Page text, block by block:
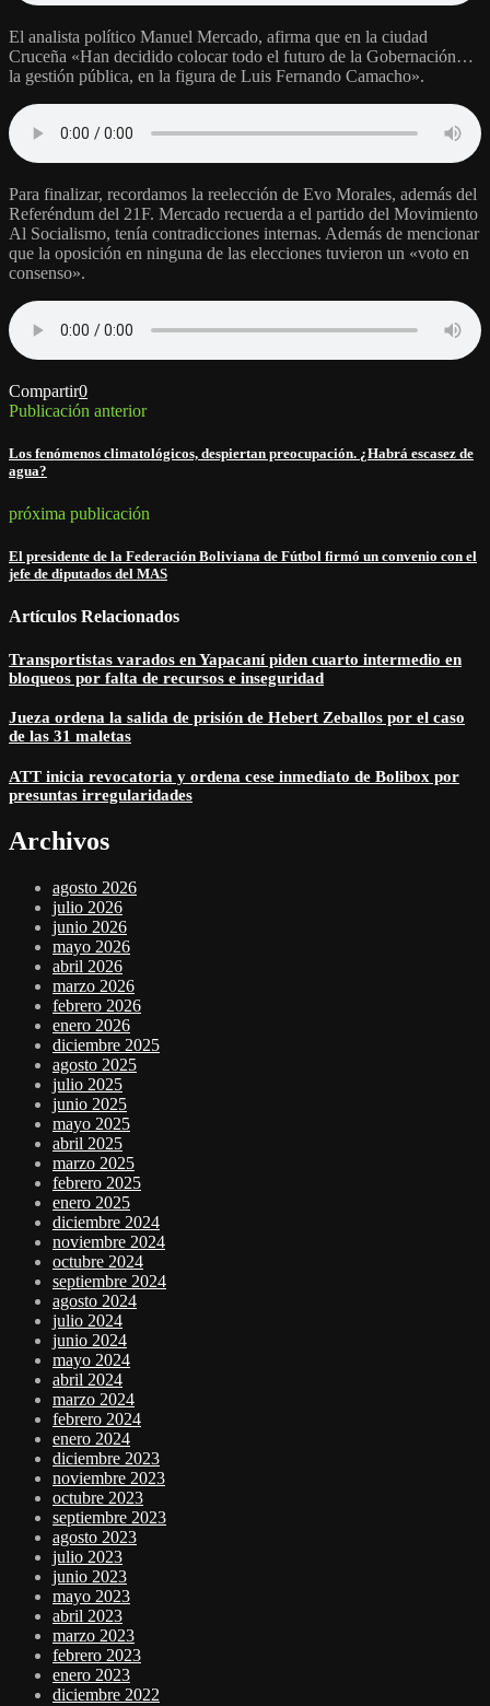
El analista político Manuel Mercado, afirma que en la ciudad
Cruceña «Han decidido colocar todo el futuro de la Gobernación…
la gestión pública, en la figura de Luis Fernando Camacho».
Para finalizar, recordamos la reelección de Evo Morales, además del
Referéndum del 21F. Mercado recuerda a el partido del Movimiento
Al Socialismo, tenía contradicciones internas. Además de mencionar
que la oposición en ninguna de las elecciones tuvieron un «voto en
consenso».
Compartir0
Publicación anterior
Los fenómenos climatológicos, despiertan preocupación. ¿Habrá escasez de
agua?
próxima publicación
El presidente de la Federación Boliviana de Fútbol firmó un convenio con el
jefe de diputados del MAS
Artículos Relacionados
Transportistas varados en Yapacaní piden cuarto intermedio en
bloqueos por falta de recursos e inseguridad
Jueza ordena la salida de prisión de Hebert Zeballos por el caso
de las 31 maletas
ATT inicia revocatoria y ordena cese inmediato de Bolibox por
presuntas irregularidades
Archivos
agosto 2026
julio 2026
junio 2026
mayo 2026
abril 2026
marzo 2026
febrero 2026
enero 2026
diciembre 2025
agosto 2025
julio 2025
junio 2025
mayo 2025
abril 2025
marzo 2025
febrero 2025
enero 2025
diciembre 2024
noviembre 2024
octubre 2024
septiembre 2024
agosto 2024
julio 2024
junio 2024
mayo 2024
abril 2024
marzo 2024
febrero 2024
enero 2024
diciembre 2023
noviembre 2023
octubre 2023
septiembre 2023
agosto 2023
julio 2023
junio 2023
mayo 2023
abril 2023
marzo 2023
febrero 2023
enero 2023
diciembre 2022